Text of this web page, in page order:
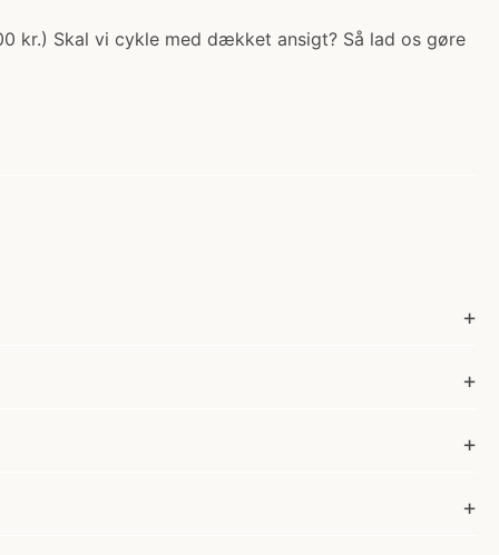
kr.) Skal vi cykle med dækket ansigt? Så lad os gøre